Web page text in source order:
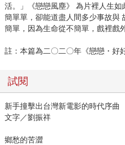
活。」《戀戀風塵》 為片裡人生
簡單單，卻能道盡人間多少事故與
簡單，因為生命從不簡單，戲裡戲
註：本篇為二〇二〇年《戀戀・好
試閱
新手撞擊出台灣新電影的時代序曲
文字／劉振祥
鄉愁的苦澀